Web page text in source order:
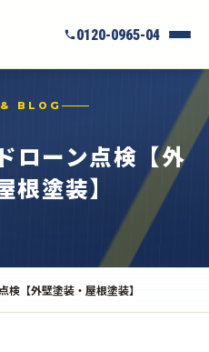
0120-0965-04
BLOG
ローン点検【外
根塗装】
検【外壁塗装・屋根塗装】